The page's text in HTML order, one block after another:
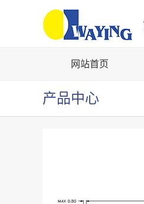
网站首页
产品中心